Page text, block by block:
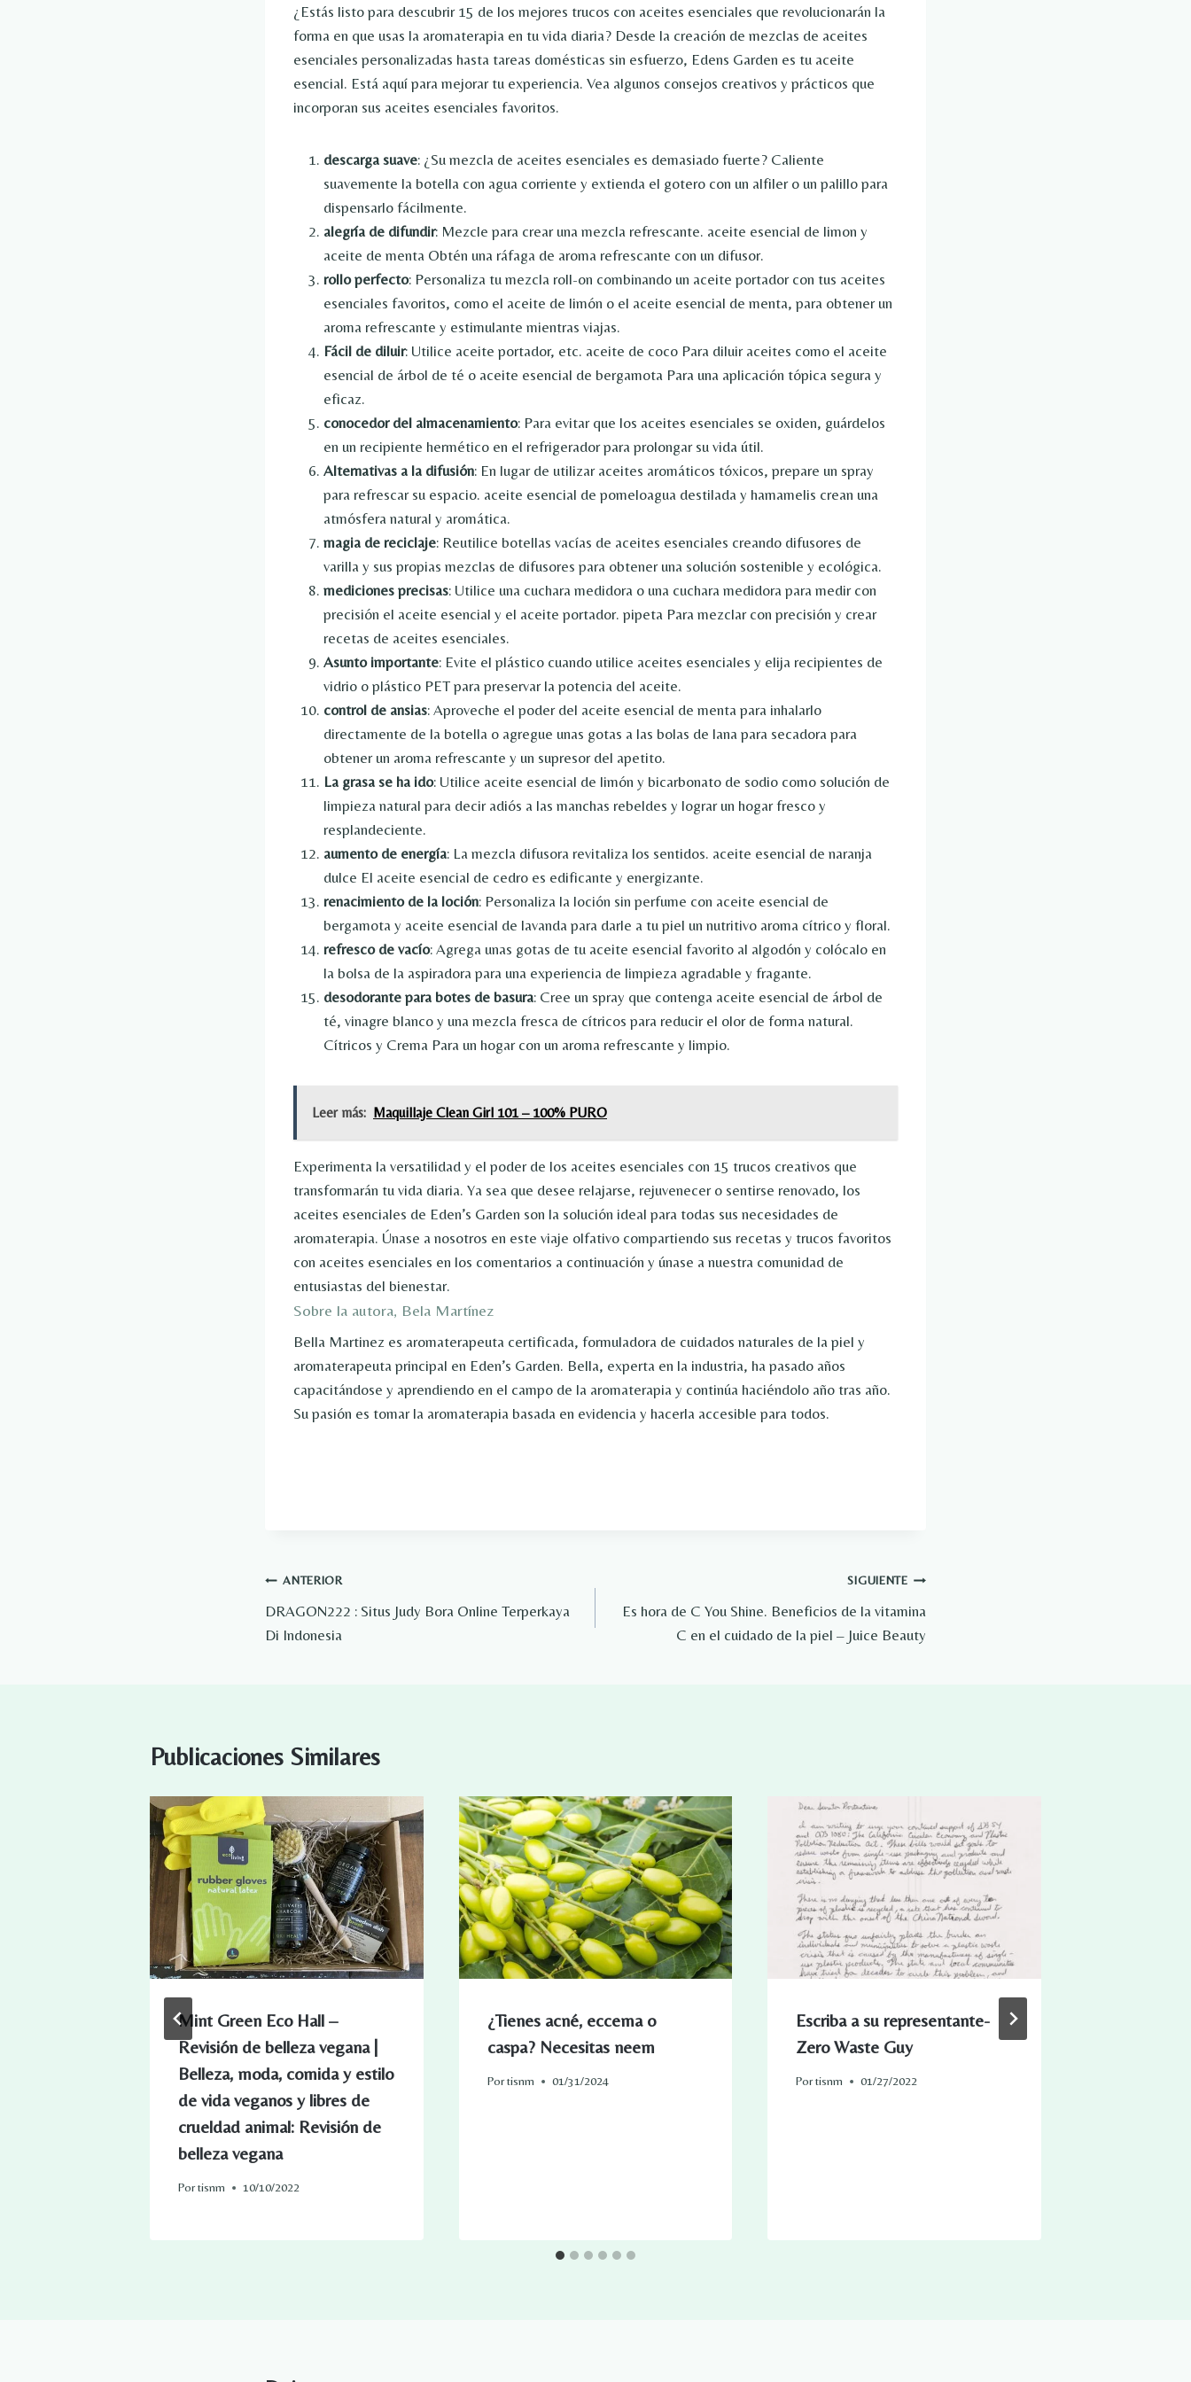
¿Estás listo para descubrir 15 de los mejores trucos con aceites esenciales que revolucionarán la
forma en que usas la aromaterapia en tu vida diaria? Desde la creación de mezclas de aceites
esenciales personalizadas hasta tareas domésticas sin esfuerzo, Edens Garden es tu aceite
esencial. Está aquí para mejorar tu experiencia. Vea algunos consejos creativos y prácticos que
incorporan sus aceites esenciales favoritos.
descarga suave: ¿Su mezcla de aceites esenciales es demasiado fuerte? Caliente
suavemente la botella con agua corriente y extienda el gotero con un alfiler o un palillo para
dispensarlo fácilmente.
alegría de difundir: Mezcle para crear una mezcla refrescante. aceite esencial de limon y
aceite de menta Obtén una ráfaga de aroma refrescante con un difusor.
rollo perfecto: Personaliza tu mezcla roll-on combinando un aceite portador con tus aceites
esenciales favoritos, como el aceite de limón o el aceite esencial de menta, para obtener un
aroma refrescante y estimulante mientras viajas.
Fácil de diluir: Utilice aceite portador, etc. aceite de coco Para diluir aceites como el aceite
esencial de árbol de té o aceite esencial de bergamota Para una aplicación tópica segura y
eficaz.
conocedor del almacenamiento: Para evitar que los aceites esenciales se oxiden, guárdelos
en un recipiente hermético en el refrigerador para prolongar su vida útil.
Alternativas a la difusión: En lugar de utilizar aceites aromáticos tóxicos, prepare un spray
para refrescar su espacio. aceite esencial de pomeloagua destilada y hamamelis crean una
atmósfera natural y aromática.
magia de reciclaje: Reutilice botellas vacías de aceites esenciales creando difusores de
varilla y sus propias mezclas de difusores para obtener una solución sostenible y ecológica.
mediciones precisas: Utilice una cuchara medidora o una cuchara medidora para medir con
precisión el aceite esencial y el aceite portador. pipeta Para mezclar con precisión y crear
recetas de aceites esenciales.
Asunto importante: Evite el plástico cuando utilice aceites esenciales y elija recipientes de
vidrio o plástico PET para preservar la potencia del aceite.
control de ansias: Aproveche el poder del aceite esencial de menta para inhalarlo
directamente de la botella o agregue unas gotas a las bolas de lana para secadora para
obtener un aroma refrescante y un supresor del apetito.
La grasa se ha ido: Utilice aceite esencial de limón y bicarbonato de sodio como solución de
limpieza natural para decir adiós a las manchas rebeldes y lograr un hogar fresco y
resplandeciente.
aumento de energía: La mezcla difusora revitaliza los sentidos. aceite esencial de naranja
dulce El aceite esencial de cedro es edificante y energizante.
renacimiento de la loción: Personaliza la loción sin perfume con aceite esencial de
bergamota y aceite esencial de lavanda para darle a tu piel un nutritivo aroma cítrico y floral.
refresco de vacío: Agrega unas gotas de tu aceite esencial favorito al algodón y colócalo en
la bolsa de la aspiradora para una experiencia de limpieza agradable y fragante.
desodorante para botes de basura: Cree un spray que contenga aceite esencial de árbol de
té, vinagre blanco y una mezcla fresca de cítricos para reducir el olor de forma natural.
Cítricos y Crema Para un hogar con un aroma refrescante y limpio.
Leer más: Maquillaje Clean Girl 101 – 100% PURO
Experimenta la versatilidad y el poder de los aceites esenciales con 15 trucos creativos que
transformarán tu vida diaria. Ya sea que desee relajarse, rejuvenecer o sentirse renovado, los
aceites esenciales de Eden’s Garden son la solución ideal para todas sus necesidades de
aromaterapia. Únase a nosotros en este viaje olfativo compartiendo sus recetas y trucos favoritos
con aceites esenciales en los comentarios a continuación y únase a nuestra comunidad de
entusiastas del bienestar.
Sobre la autora, Bela Martínez
Bella Martinez es aromaterapeuta certificada, formuladora de cuidados naturales de la piel y
aromaterapeuta principal en Eden’s Garden. Bella, experta en la industria, ha pasado años
capacitándose y aprendiendo en el campo de la aromaterapia y continúa haciéndolo año tras año.
Su pasión es tomar la aromaterapia basada en evidencia y hacerla accesible para todos.
Navegación
de
ANTERIOR
DRAGON222 : Situs Judy Bora Online Terperkaya
Di Indonesia
SIGUIENTE
Es hora de C You Shine. Beneficios de la vitamina
C en el cuidado de la piel – Juice Beauty
Publicaciones Similares
Mint Green Eco Hall –
Revisión de belleza vegana |
Belleza, moda, comida y estilo
de vida veganos y libres de
crueldad animal: Revisión de
belleza vegana
Portisnm 10/10/2022
¿Tienes acné, eccema o
caspa? Necesitas neem
Por tisnm 01/31/2024
Escriba a su representante-
Zero Waste Guy
Portisnm 01/27/2022